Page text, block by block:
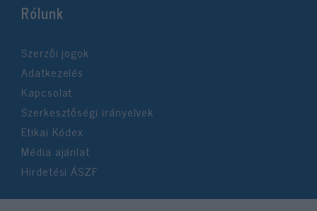
Rólunk
Szerzői jogok
Adatkezelés
Kapcsolat
Szerkesztőségi irányelvek
Etikai Kódex
Média ajánlat
Hirdetési ÁSZF